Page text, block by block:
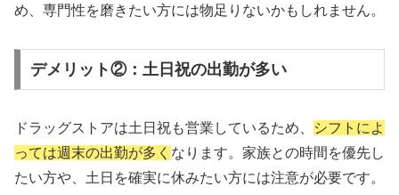
め、専門性を磨きたい方には物足りないかもしれません。
デメリット②：土日祝の出勤が多い
ドラッグストアは土日祝も営業しているため、
シフトによ
っては週末の出勤が多く なります。家族との時間を優先し
たい方や、土日を確実に休みたい方には注意が必要です。